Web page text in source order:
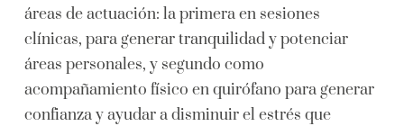
áreas de actuación: la primera en sesiones
clínicas, para generar tranquilidad y potenciar
áreas personales, y segundo como
acompañamiento físico en quirófano para generar
confianza y ayudar a disminuir el estrés que